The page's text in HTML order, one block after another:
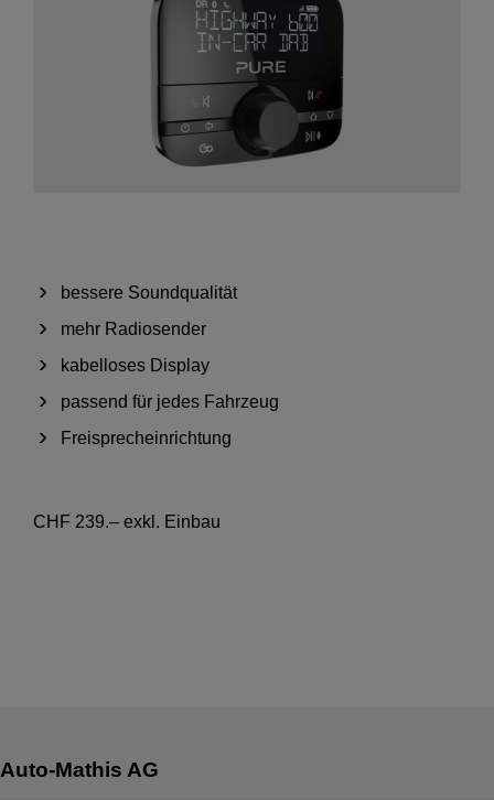
bessere Soundqualität
mehr Radiosender
kabelloses Display
passend für jedes Fahrzeug
Freisprecheinrichtung
CHF 239.– exkl. Einbau